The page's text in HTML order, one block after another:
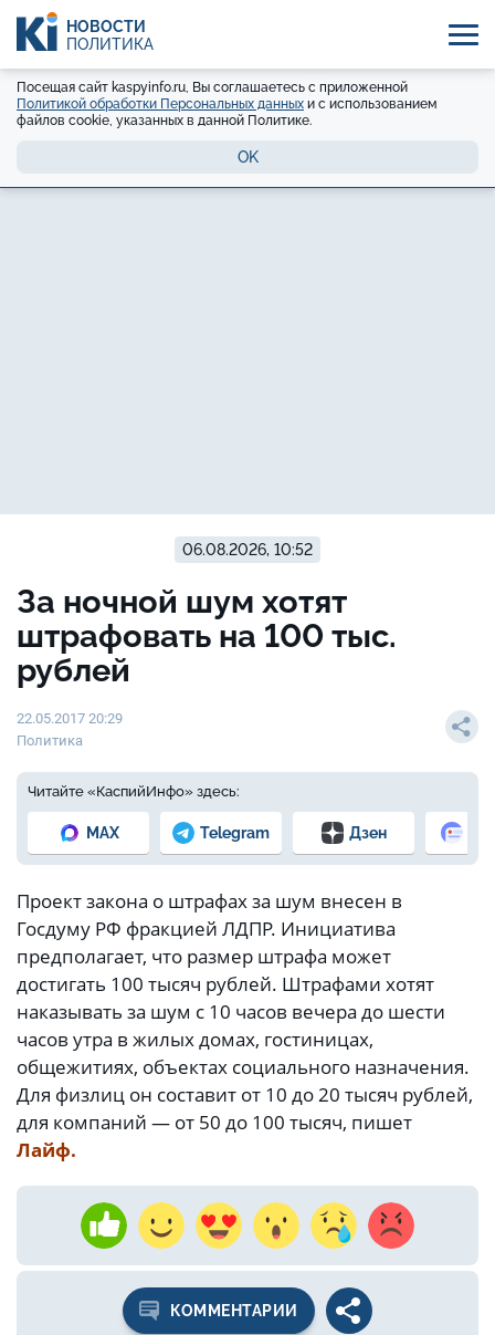
НОВОСТИ
ПОЛИТИКА
Посещая сайт kaspyinfo.ru, Вы соглашаетесь с приложенной
Политикой обработки Персональных данных и с использованием
файлов cookie, указанных в данной Политике.
OK
06.08.2026, 10:52
За ночной шум хотят
штрафовать на 100 тыс.
рублей
22.05.2017 20:29
Политика
Читайте «КаспийИнфо» здесь:
MAX Telegram Дзен
Проект закона о штрафах за шум внесен в
Госдуму РФ фракцией ЛДПР. Инициатива
предполагает, что размер штрафа может
достигать 100 тысяч рублей. Штрафами хотят
наказывать за шум с 10 часов вечера до шести
часов утра в жилых домах, гостиницах,
общежитиях, объектах социального назначения.
Для физлиц он составит от 10 до 20 тысяч рублей,
для компаний — от 50 до 100 тысяч, пишет
Лайф.
КОММЕНТАРИИ